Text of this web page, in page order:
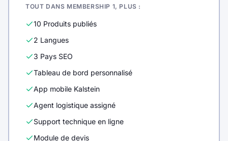
TOUT DANS MEMBERSHIP 1, PLUS :
10 Produits publiés
2 Langues
3 Pays SEO
Tableau de bord personnalisé
App mobile Kalstein
Agent logistique assigné
Support technique en ligne
Module de devis